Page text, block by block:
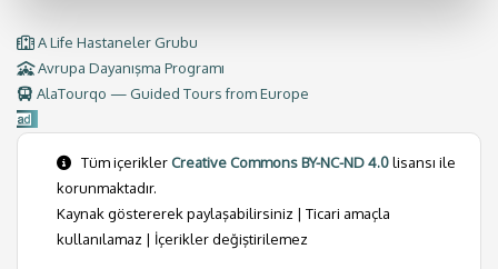
A Life Hastaneler Grubu
Avrupa Dayanışma Programı
AlaTourqo — Guided Tours from Europe
Tüm içeriklerCreative Commons BY-NC-ND 4.0lisansı ile
korunmaktadır.
Kaynak göstererek paylaşabilirsiniz | Ticari amaçla
kullanılamaz | İçerikler değiştirilemez